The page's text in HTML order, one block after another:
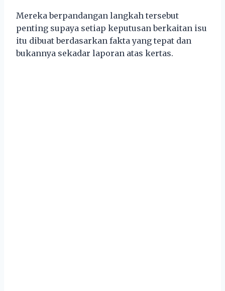
Mereka berpandangan langkah tersebut
penting supaya setiap keputusan berkaitan isu
itu dibuat berdasarkan fakta yang tepat dan
bukannya sekadar laporan atas kertas.